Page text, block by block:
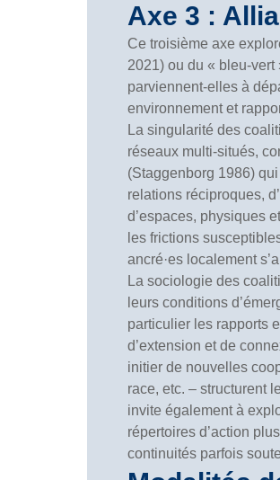
Axe 3 :
Ce troisième axe
2021) ou du « bleu-
parviennent-elles à
environnement et
La singularité des
réseaux multi-situés,
(Staggenborg 1986)
relations réciproques,
d’espaces, physiques
les frictions
ancré·es localement
La sociologie des
leurs conditions
particulier les rapports
d’extension et de
initier de nouvelles
race, etc. – structurent
invite également à
répertoires d’action
continuités parfois